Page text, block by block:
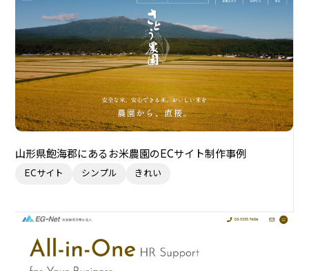
山形県飽海郡にあるお米農園のECサイト制作事例
ECサイト シンプル きれい